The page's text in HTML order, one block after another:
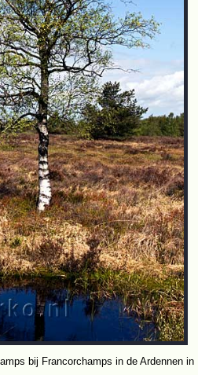
bij Francorchamps in de Ardennen in